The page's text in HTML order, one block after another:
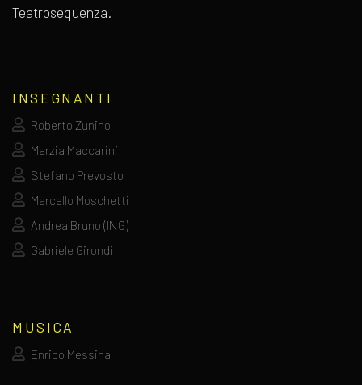
Teatrosequenza.
INSEGNANTI
Roberto Zunino
Marzia Maccarini
Stefano Prevosto
Marcello Moschetti
Andrea Bruno (ING)
Gabriele Girondi
MUSICA
Enrico Messina